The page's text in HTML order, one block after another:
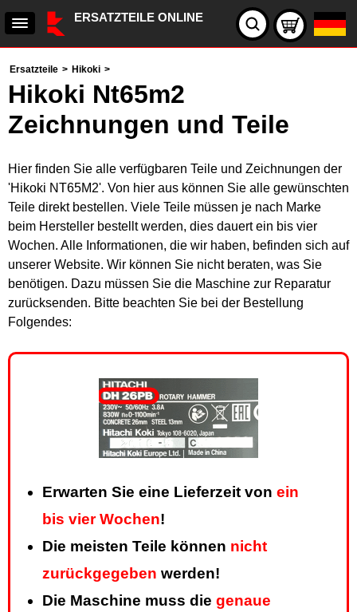
ERSATZTEILE ONLINE
Ersatzteile > Hikoki >
Hikoki Nt65m2
Zeichnungen und Teile
Hier finden Sie alle verfügbaren Teile und Zeichnungen der
'Hikoki NT65M2'. Von hier aus können Sie alle gewünschten
Teile direkt bestellen. Viele Teile müssen je nach Marke
beim Hersteller bestellt werden, dies dauert ein bis vier
Wochen. Alle Informationen, die wir haben, befinden sich auf
unserer Website. Wir können Sie nicht beraten, was Sie
benötigen. Dazu müssen Sie die Maschine zur Reparatur
zurücksenden. Bitte beachten Sie bei der Bestellung
Folgendes:
Erwarten Sie eine Lieferzeit von ein
bis vier Wochen!
Die meisten Teile können nicht
zurückgegeben werden!
Die Maschine muss die genaue